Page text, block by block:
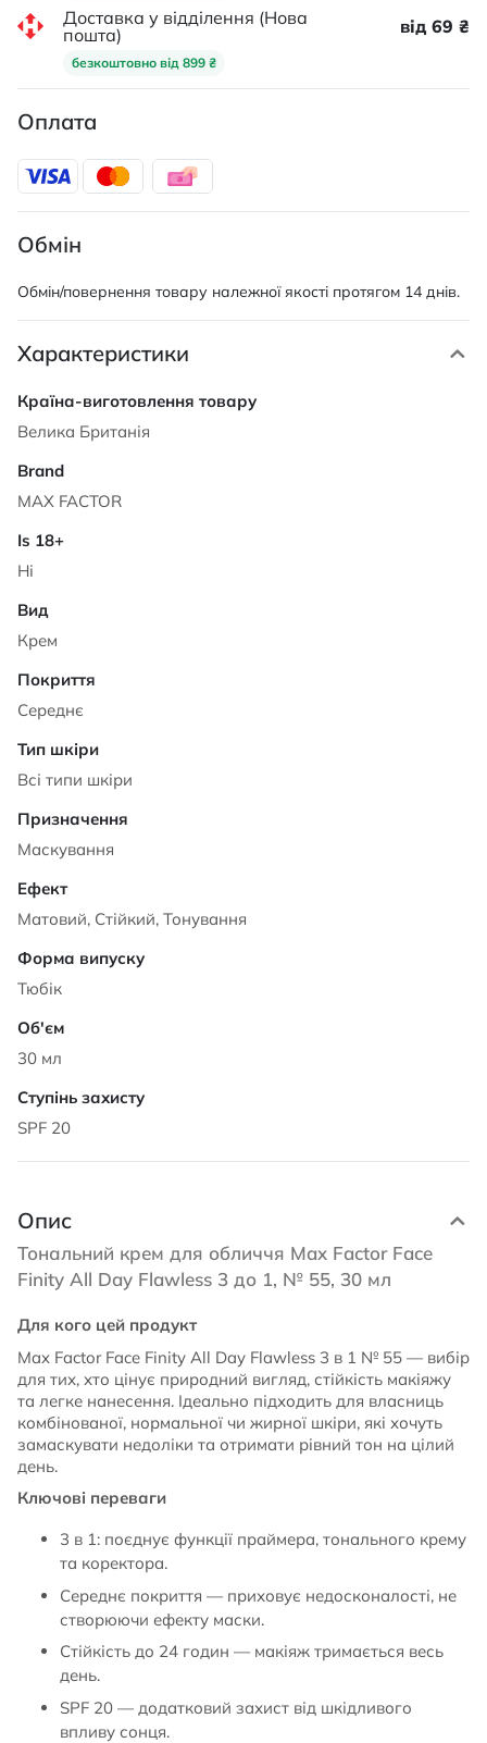
Доставка у відділення (Нова
пошта)
безкоштовно від 899 ₴
від 69 ₴
Оплата
Обмін
Обмін/повернення товару належної якості протягом 14 днів.
Характеристики
Характеристики
Велика Британія
MAX FACTOR
Ні
Крем
Середнє
Всі типи шкіри
Маскування
Матовий, Стійкий, Тонування
Тюбік
30 мл
SPF 20
Опис
Тональний крем для обличчя Max Factor Face
Finity All Day Flawless 3 до 1, № 55, 30 мл
Для кого цей продукт
Max Factor Face Finity All Day Flawless 3 в 1 № 55 — вибір
для тих, хто цінує природний вигляд, стійкість макіяжу
та легке нанесення. Ідеально підходить для власниць
комбінованої, нормальної чи жирної шкіри, які хочуть
замаскувати недоліки та отримати рівний тон на цілий
день.
Ключові переваги
3 в 1: поєднує функції праймера, тонального крему
та коректора.
Середнє покриття — приховує недосконалості, не
створюючи ефекту маски.
Стійкість до 24 годин — макіяж тримається весь
день.
SPF 20 — додатковий захист від шкідливого
впливу сонця.